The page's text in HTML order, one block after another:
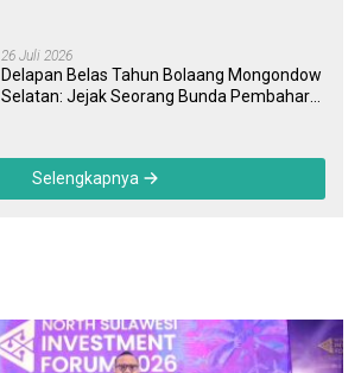
26 Juli 2026
Delapan Belas Tahun Bolaang Mongondow
Selatan: Jejak Seorang Bunda Pembaharu
Selengkapnya